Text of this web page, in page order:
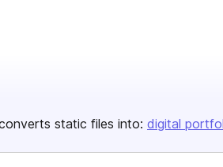
static files into: digital